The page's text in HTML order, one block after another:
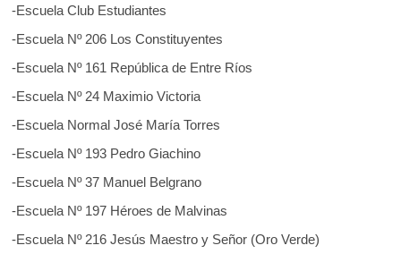
-Escuela Club Estudiantes
-Escuela Nº 206 Los Constituyentes
-Escuela Nº 161 República de Entre Ríos
-Escuela Nº 24 Maximio Victoria
-Escuela Normal José María Torres
-Escuela Nº 193 Pedro Giachino
-Escuela Nº 37 Manuel Belgrano
-Escuela Nº 197 Héroes de Malvinas
-Escuela Nº 216 Jesús Maestro y Señor (Oro Verde)